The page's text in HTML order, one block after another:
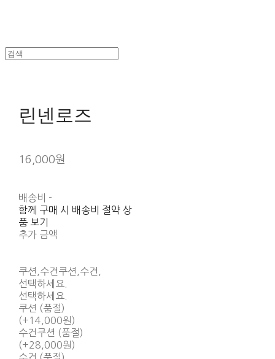
린넨로즈
16,000원
배송비 -
함께 구매 시 배송비 절약 상
품 보기
추가 금액
쿠션,수건쿠션,수건,
선택하세요.
선택하세요.
쿠션 (품절)
(+14,000원)
수건쿠션 (품절)
(+28,000원)